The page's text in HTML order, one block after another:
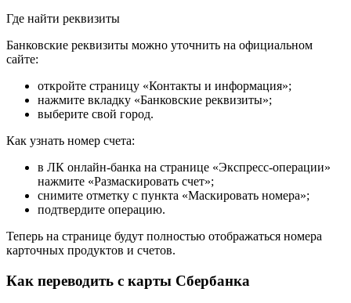
Где найти реквизиты
Банковские реквизиты можно уточнить на официальном
сайте:
откройте страницу «Контакты и информация»;
нажмите вкладку «Банковские реквизиты»;
выберите свой город.
Как узнать номер счета:
в ЛК онлайн-банка на странице «Экспресс-операции»
нажмите «Размаскировать счет»;
снимите отметку с пункта «Маскировать номера»;
подтвердите операцию.
Теперь на странице будут полностью отображаться номера
карточных продуктов и счетов.
Как переводить с карты Сбербанка